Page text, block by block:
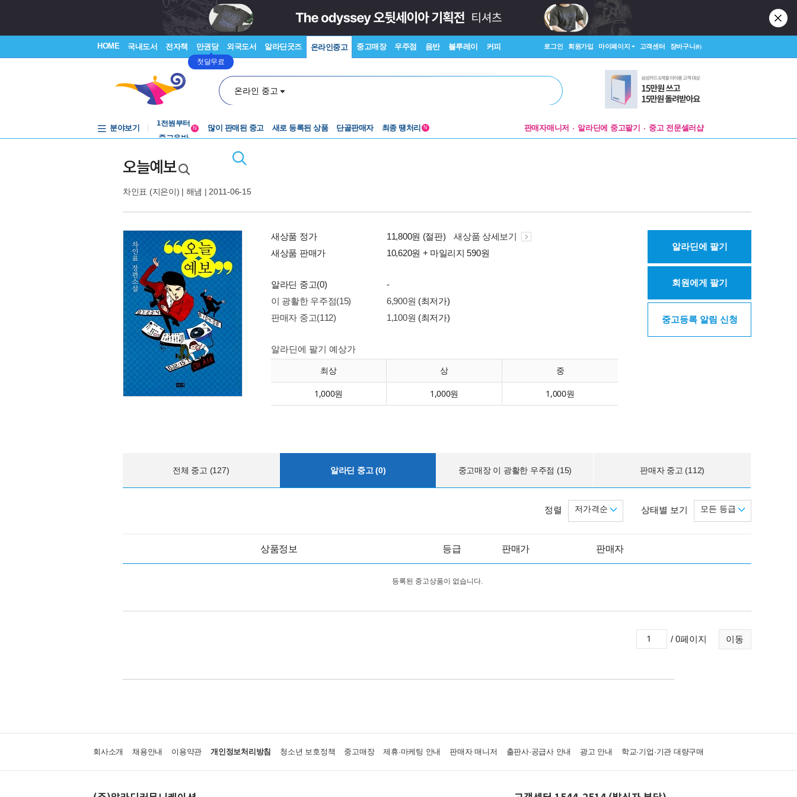
HOME 국내도서 전자책 만권당
첫달무료
외국도서 알라딘굿즈 온라인중고 중고매장 우주점 음반 블루레이 커피 로그인 회원가입 마이페이지 고객센터 장바구니(0)
온라인 중고
분야보기
중고음반
중고음반
N 많이 판매된 중고 새로 등록된 상품 단골판매자 최종 땡처리 N 판매자매니저 알라딘에 중고팔기 중고 전문셀러샵
오늘예보
차인표 (지은이) | 해냄 | 2011-06-15
새상품 정가 11,800원 (절판)
새상품 상세보기
새상품 판매가
10,620원 + 마일리지 590원
알라딘 중고(0)
-
이 광활한 우주점(15)
6,900원 (최저가)
판매자 중고(112)
1,100원 (최저가)
알라딘에 팔기 예상가
최상 상 중
1,000원 1,000원 1,000원
알라딘에 팔기
회원에게 팔기
중고등록 알림 신청
전체 중고 (127) 알라딘 중고 (0) 중고매장 이 광활한 우주점 (15) 판매자 중고 (112)
상태별 보기 모든 등급
정렬 저가격순
상품정보 등급 판매가 판매자
등록된 중고상품이 없습니다.
이동
/ 0페이지
회사소개 채용안내 이용약관 개인정보처리방침 청소년 보호정책 중고매장 제휴·마케팅 안내 판매자 매니저 출판사·공급사 안내 광고 안내 학교·기업·기관 대량구매